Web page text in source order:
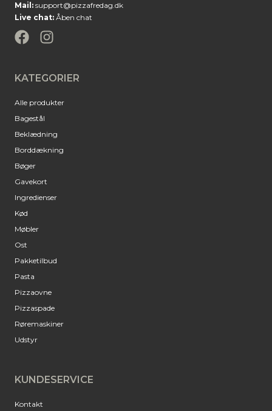
Mail: support@pizzafredag.dk
Live chat: Åben chat
KATEGORIER
Alle produkter
Bagestål
Beklædning
Borddækning
Bøger
Gavekort
Ingredienser
Kød
Møbler
Ost
Pakketilbud
Pasta
Pizzaovne
Pizzaspade
Røremaskiner
Udstyr
KUNDESERVICE
Kontakt